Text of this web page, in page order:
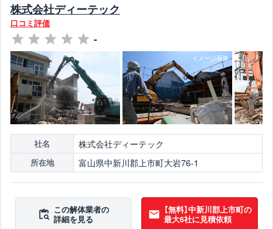
株式会社ディーテック
口コミ評価
-
社名 株式会社ディーテック
所在地 富山県中新川郡上市町大岩76-1
この解体業者の
詳細を見る
【無料】中新川郡上市町の
最大6社に見積依頼